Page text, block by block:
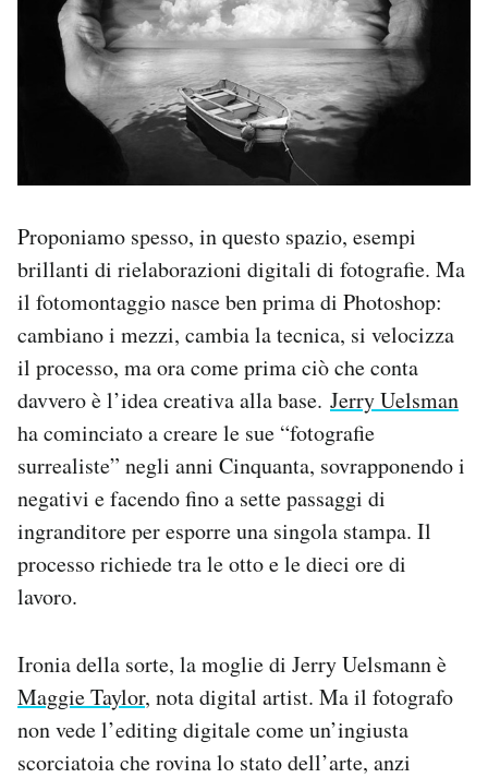
I MIEI PREFERITI
AREA PERSONALE
Notifiche mobile
Regala il Post
Hai bisogno di aiuto?
Esci
Proponiamo spesso, in questo spazio, esempi
brillanti di rielaborazioni digitali di fotografie. Ma
il fotomontaggio nasce ben prima di Photoshop:
cambiano i mezzi, cambia la tecnica, si velocizza
il processo, ma ora come prima ciò che conta
davvero è l’idea creativa alla base. Jerry Uelsman
ha cominciato a creare le sue “fotografie
surrealiste” negli anni Cinquanta, sovrapponendo i
negativi e facendo fino a sette passaggi di
ingranditore per esporre una singola stampa. Il
processo richiede tra le otto e le dieci ore di
lavoro.
Ironia della sorte, la moglie di Jerry Uelsmann è
Maggie Taylor, nota digital artist. Ma il fotografo
non vede l’editing digitale come un’ingiusta
scorciatoia che rovina lo stato dell’arte, anzi